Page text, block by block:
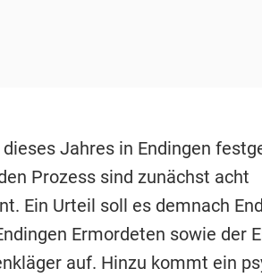
Jahres in Endingen
Prozess sind zunächst acht
Ein Urteil soll es demnach
Ermordeten sowie der
auf. Hinzu kommt ein